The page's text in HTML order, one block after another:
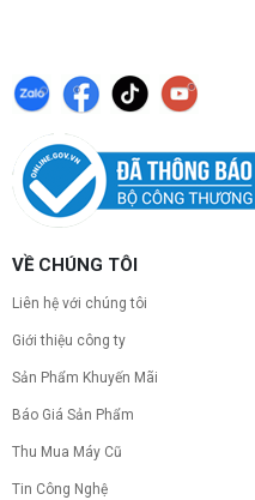
VỀ CHÚNG TÔI
Liên hệ với chúng tôi
Giới thiệu công ty
Sản Phẩm Khuyến Mãi
Báo Giá Sản Phẩm
Thu Mua Máy Cũ
Tin Công Nghệ